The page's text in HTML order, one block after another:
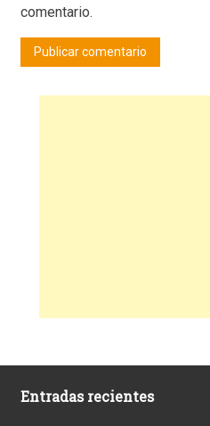
comentario.
Entradas recientes